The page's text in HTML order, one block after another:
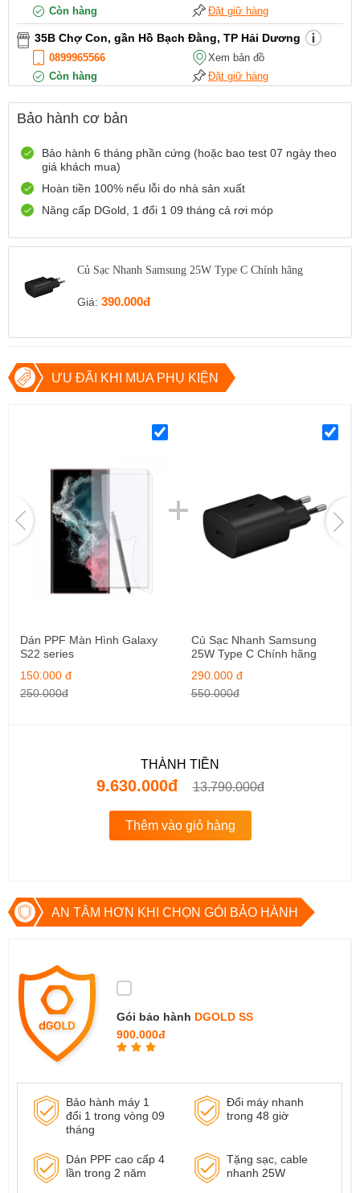
Còn hàng
Đặt giữ hàng
35B Chợ Con, gần Hồ Bạch Đằng, TP Hải Dương
0899965566
Xem bản đồ
Còn hàng
Đặt giữ hàng
12 Điện Biên Phủ, TP Hải Phòng
0916551212
Số 72 Trần Thành Ngọ,TP Hải Phòng
0888667272
Xem bản đồ
Còn hàng
Đặt giữ hàng
Còn hàng
Đặt giữ hàng
Bảo hành cơ bản
Bảo hành 6 tháng phần cứng (hoặc bao test 07 ngày theo
giá khách mua)
Hoàn tiền 100% nếu lỗi do nhà sản xuất
Nâng cấp DGold, 1 đổi 1 09 tháng cả rơi móp
Củ Sạc Nhanh Samsung 25W Type C Chính hãng
Giá: 390.000đ
ƯU ĐÃI KHI MUA PHỤ KIỆN
Dán PPF Màn Hình Galaxy
S22 series
150.000 đ
250.000đ
Củ Sạc Nhanh Samsung
25W Type C Chính hãng
290.000 đ
550.000đ
THÀNH TIỀN
9.630.000đ 13.790.000đ
Thêm vào giỏ hàng
AN TÂM HƠN KHI CHỌN GÓI BẢO HÀNH
Gói bảo hành DGOLD SS
900.000đ
Bảo hành máy 1
đổi 1 trong vòng 09
tháng
Đổi máy nhanh
trong 48 giờ
Dán PPF cao cấp 4
lần trong 2 năm
Tặng sạc, cable
nhanh 25W